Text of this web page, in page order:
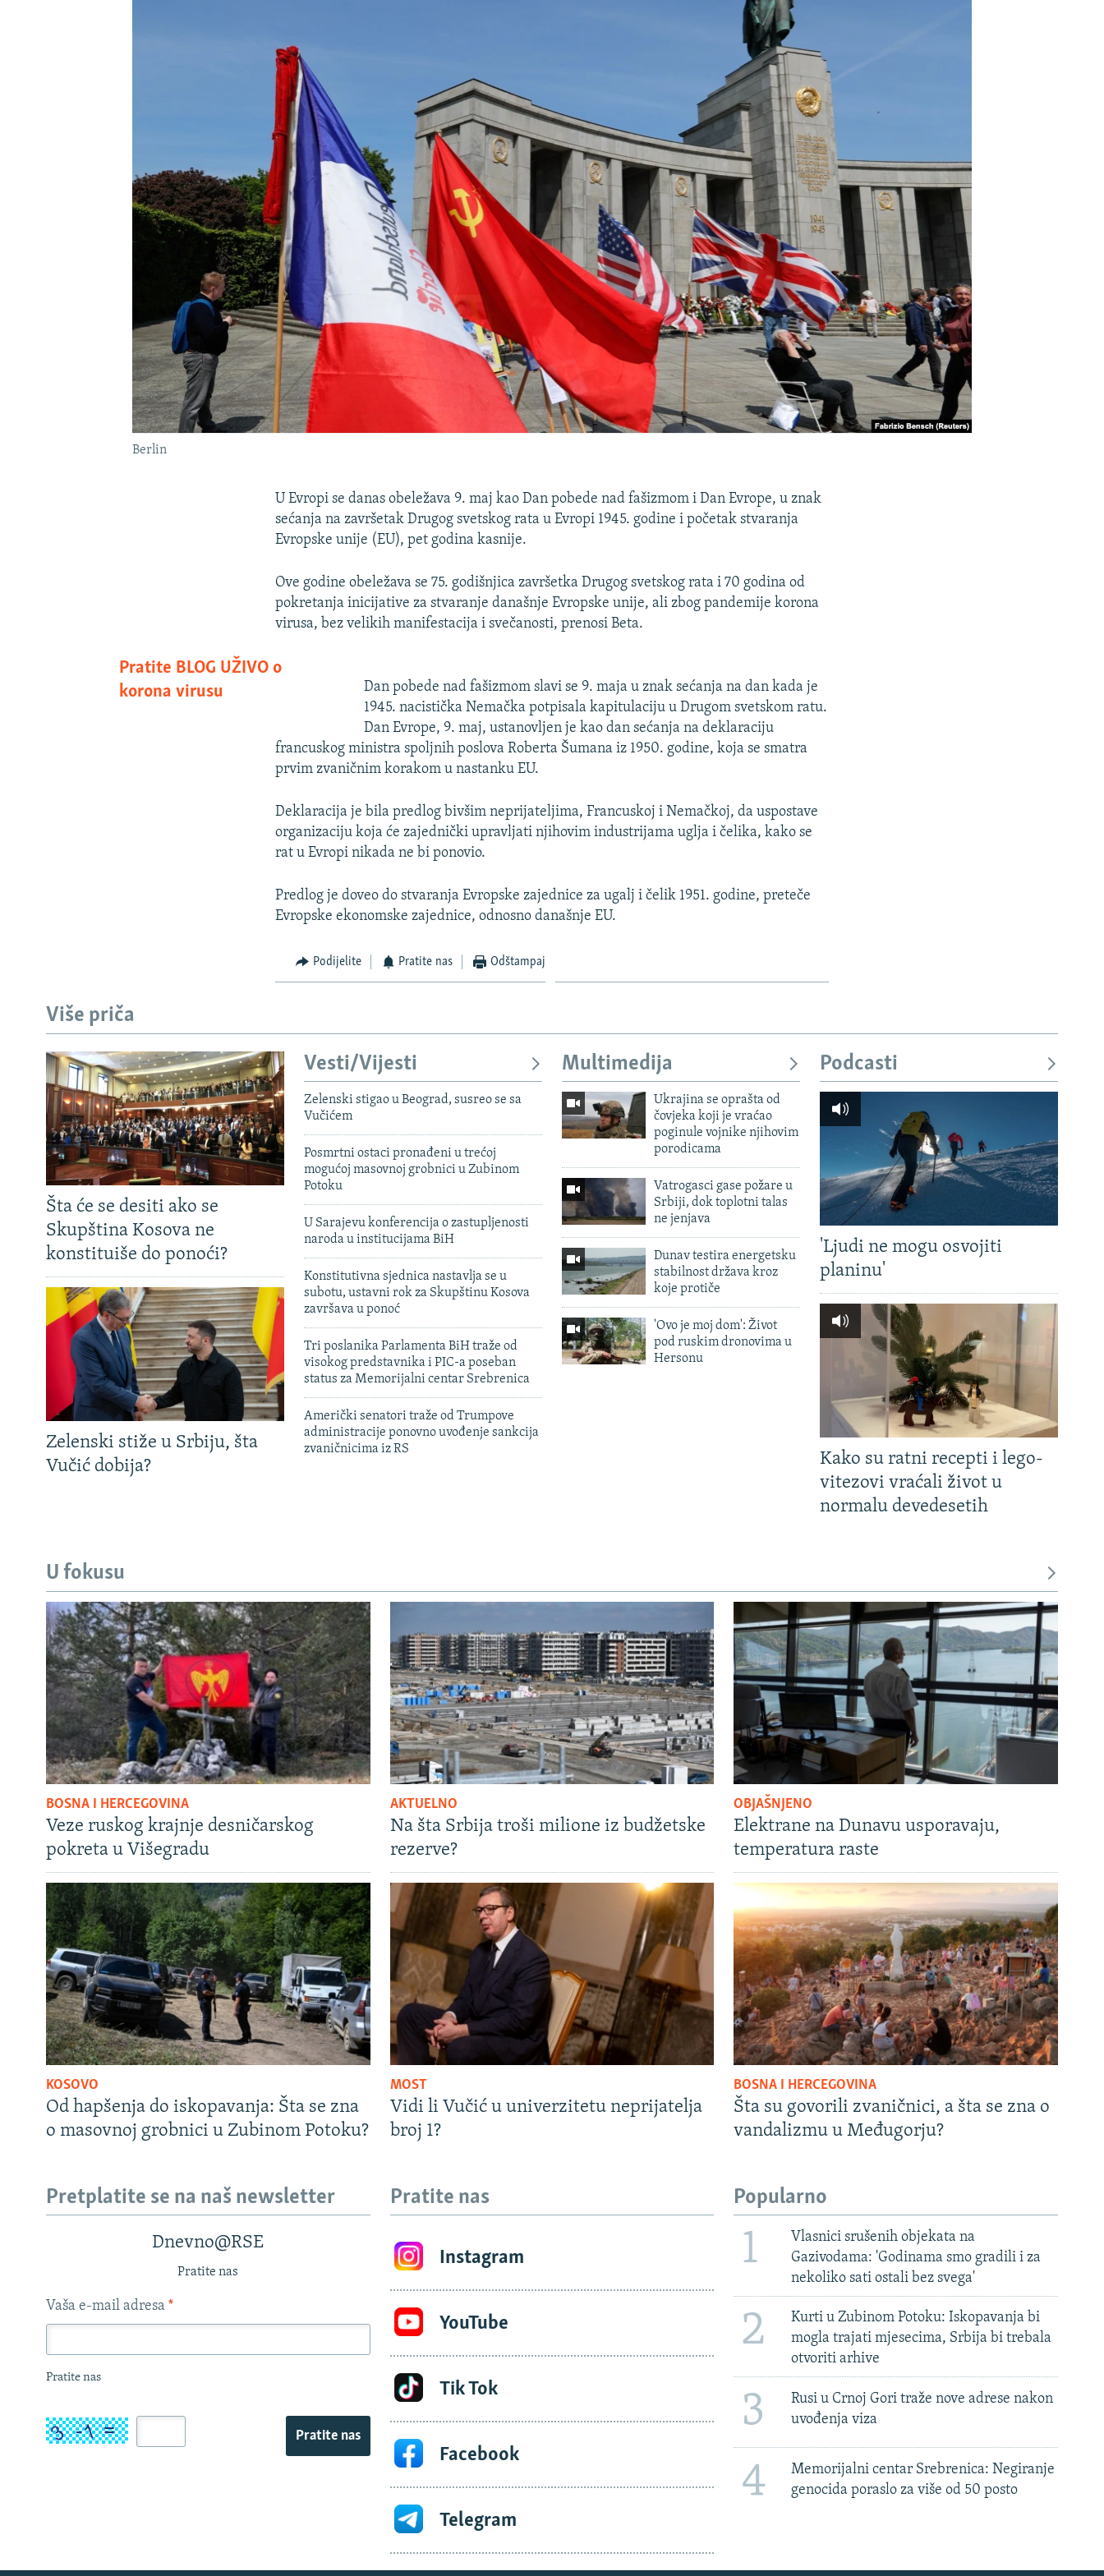
NASTANAK I RASPAD JUGOSLAVIJE
Berlin
U Evropi se danas obeležava 9. maj kao Dan pobede nad fašizmom i Dan Evrope, u znak
sećanja na završetak Drugog svetskog rata u Evropi 1945. godine i početak stvaranja
Evropske unije (EU), pet godina kasnije.
Ove godine obeležava se 75. godišnjica završetka Drugog svetskog rata i 70 godina od
pokretanja inicijative za stvaranje današnje Evropske unije, ali zbog pandemije korona
virusa, bez velikih manifestacija i svečanosti, prenosi Beta.
Pratite BLOG UŽIVO o
korona virusu
Dan pobede nad fašizmom slavi se 9. maja u znak sećanja na dan kada je
1945. nacistička Nemačka potpisala kapitulaciju u Drugom svetskom ratu.
Dan Evrope, 9. maj, ustanovljen je kao dan sećanja na deklaraciju
francuskog ministra spoljnih poslova Roberta Šumana iz 1950. godine, koja se smatra
prvim zvaničnim korakom u nastanku EU.
Deklaracija je bila predlog bivšim neprijateljima, Francuskoj i Nemačkoj, da uspostave
organizaciju koja će zajednički upravljati njihovim industrijama uglja i čelika, kako se
rat u Evropi nikada ne bi ponovio.
Predlog je doveo do stvaranja Evropske zajednice za ugalj i čelik 1951. godine, preteče
Evropske ekonomske zajednice, odnosno današnje EU.
Podijelite Pratite nas Odštampaj
Više priča
Šta će se desiti ako se
Skupština Kosova ne
konstituiše do ponoći?
Zelenski stiže u Srbiju, šta
Vučić dobija?
Vesti/Vijesti
Zelenski stigao u Beograd, susreo se sa
Vučićem
Posmrtni ostaci pronađeni u trećoj
mogućoj masovnoj grobnici u Zubinom
Potoku
U Sarajevu konferencija o zastupljenosti
naroda u institucijama BiH
Konstitutivna sjednica nastavlja se u
subotu, ustavni rok za Skupštinu Kosova
završava u ponoć
Tri poslanika Parlamenta BiH traže od
visokog predstavnika i PIC-a poseban
status za Memorijalni centar Srebrenica
Američki senatori traže od Trumpove
administracije ponovno uvođenje sankcija
zvaničnicima iz RS
Multimedija
Ukrajina se oprašta od
čovjeka koji je vraćao
poginule vojnike njihovim
porodicama
Vatrogasci gase požare u
Srbiji, dok toplotni talas
ne jenjava
Dunav testira energetsku
stabilnost država kroz
koje protiče
'Ovo je moj dom': Život
pod ruskim dronovima u
Hersonu
Podcasti
'Ljudi ne mogu osvojiti
planinu'
Kako su ratni recepti i lego-
vitezovi vraćali život u
normalu devedesetih
U fokusu
BOSNA I HERCEGOVINA
Veze ruskog krajnje desničarskog
pokreta u Višegradu
AKTUELNO
Na šta Srbija troši milione iz budžetske
rezerve?
OBJAŠNJENO
Elektrane na Dunavu usporavaju,
temperatura raste
KOSOVO
Od hapšenja do iskopavanja: Šta se zna
o masovnoj grobnici u Zubinom Potoku?
MOST
Vidi li Vučić u univerzitetu neprijatelja
broj 1?
BOSNA I HERCEGOVINA
Šta su govorili zvaničnici, a šta se zna o
vandalizmu u Međugorju?
Pretplatite se na naš newsletter
Dnevno@RSE
Pratite nas
Vaša e-mail adresa *
Pratite nas
Pratite nas
Pratite nas
Instagram
YouTube
Tik Tok
Facebook
Telegram
Popularno
1
Vlasnici srušenih objekata na
Gazivodama: 'Godinama smo gradili i za
nekoliko sati ostali bez svega'
2
Kurti u Zubinom Potoku: Iskopavanja bi
mogla trajati mjesecima, Srbija bi trebala
otvoriti arhive
3
Rusi u Crnoj Gori traže nove adrese nakon
uvođenja viza
4
Memorijalni centar Srebrenica: Negiranje
genocida poraslo za više od 50 posto